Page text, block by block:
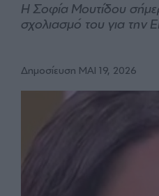
H Σοφία Μουτίδου
σχολιασμό του για την
Δημοσίευση ΜΑΙ 19, 2026